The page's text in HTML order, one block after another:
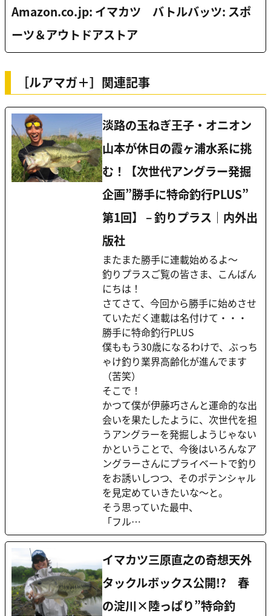
Amazon.co.jp: イマカツ バトルバッツ: スポ
ーツ＆アウトドアストア
［ルアマガ＋］関連記事
淡路の玉ねぎ王子・オニオン
山本が休日の霞ヶ浦水系に挑
む！【次世代アングラー発掘
企画”勝手に特命釣行PLUS”
第1回】 – 釣りプラス｜内外出
版社
またまた勝手に連載始めるよ～
釣りプラスご覧の皆さま、こんばん
にちは！
さてさて、今回から勝手に始めさせ
ていただく連載は名付けて・・・
勝手に特命釣行PLUS
僕ももう30歳になるわけで、ぶっち
ゃけ釣り業界高齢化が進んでます
（苦笑）
そこで！
かつて僕が伊藤巧さんと運命的な出
会いを果たしたように、次世代を担
うアングラーを発掘しようじゃない
かということで、今後はいろんなア
ングラーさんにプライベートで釣り
をお誘いしつつ、そのポテンシャル
を見定めていきたいな～と。
そう思っていた最中、
「フル…
イマカツ三原直之の奇想天外
タックルボックス公開!? 春
の淀川×陸っぱり”特命釣